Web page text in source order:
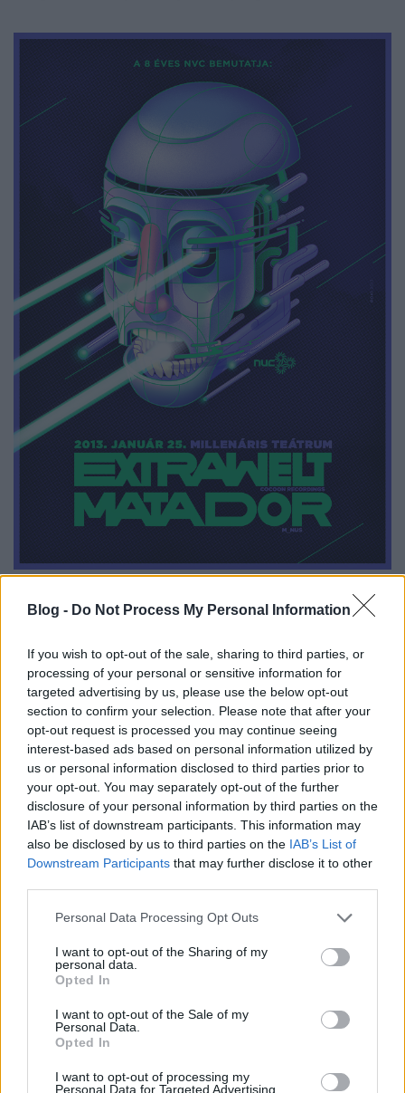
Blog - Do Not Process My Personal Information
If you wish to opt-out of the sale, sharing to third parties, or
processing of your personal or sensitive information for
targeted advertising by us, please use the below opt-out
section to confirm your selection. Please note that after your
opt-out request is processed you may continue seeing
interest-based ads based on personal information utilized by
us or personal information disclosed to third parties prior to
your opt-out. You may separately opt-out of the further
disclosure of your personal information by third parties on the
IAB’s list of downstream participants. This information may
also be disclosed by us to third parties on the IAB’s List of
Downstream Participants that may further disclose it to other
Please note that this website/app uses one or more Google
not limited to your visit or usage behaviour. You may click to
grant or deny consent to Google and its third-party tags to
use your data for below specified purposes in below Google
consent section.
Personal Data Processing Opt Outs
I want to opt-out of the Sharing of my
personal data.
Opted In
I want to opt-out of the Sale of my
Personal Data.
Opted In
I want to opt-out of processing my
Personal Data for Targeted Advertising.
Ha ez még nem volna elég, felvonul a komplettNVC
dj gárda és Matador első hazai vendéglátója,Tolo
város egyik legnívósabb klubja, aMillenáris Teátrum
mely olyan eseményeknek adott otthont, mint az
Electronic Beats Festival, a látványról ki más
gondoskodhatna, mint a zseniális és lélegzetelállító
installációkról ismertKiégő Izzókcsapata, a
hangtechnikát illetően pedig ismét nem adják alább
a Martin Audio hangrendszernél.
Facebook eseményoldalitt, a party promóvideóját
pedig mutatjuk is: